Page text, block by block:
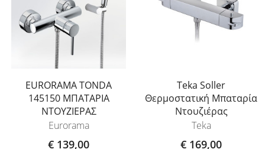
EURORAMA TONDA
145150 ΜΠΑΤΑΡΙΑ
ΝΤΟΥΖΙΕΡΑΣ
Eurorama
€ 139,00
Teka Soller
Θερμοστατική Μπαταρία
Ντουζιέρας
Teka
€ 169,00